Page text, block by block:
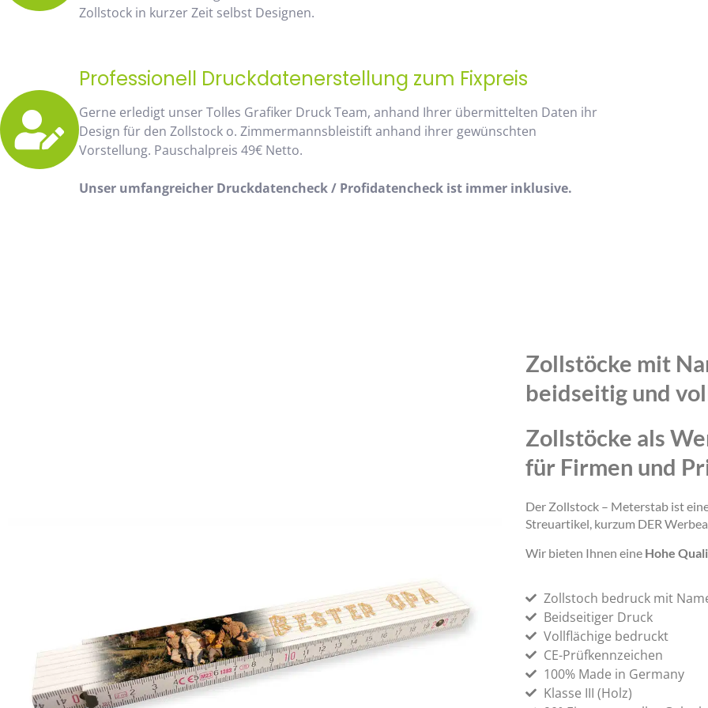
Zollstock in kurzer Zeit selbst Designen.
Professionell Druckdatenerstellung zum Fixpreis
Gerne erledigt unser Tolles Grafiker Druck Team, anhand Ihrer übermittelten Daten ihr
Design für den Zollstock o. Zimmermannsbleistift anhand ihrer gewünschten
Vorstellung. Pauschalpreis 49€ Netto.
Unser umfangreicher Druckdatencheck / Profidatencheck ist immer inklusive.
Zollstöcke mit
beidseitig und
Zollstöcke als
für Firmen und
Der Zollstock – Meterstab ist
Streuartikel, kurzum DER
Wir bieten Ihnen eine Hohe
Zollstoch bedruck mit
Beidseitiger Druck
Vollflächige bedruckt
CE-Prüfkennzeichen
100% Made in Germany
Klasse III (Holz)